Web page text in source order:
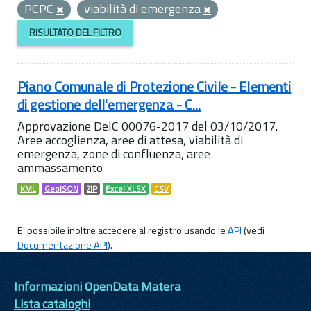
PCPC
viabilità di emergenza
RISULTATO DEL FILTRO
Piano Comunale di Protezione Civile - Elementi
di gestione dell'emergenza - C...
Approvazione DelC 00076-2017 del 03/10/2017.
Aree accoglienza, aree di attesa, viabilità di
emergenza, zone di confluenza, aree
ammassamento
KML GeoJSON ZIP Excel XLSX CSV
E' possibile inoltre accedere al registro usando leAPI(vedi
Documentazione API).
Informazioni OpenData Matera
Lista cataloghi